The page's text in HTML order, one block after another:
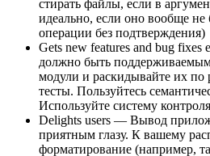
стирать файлы, если в
идеально, если оно вообще не
операции без подтверждения)
Gets new features and bug
должно быть
модули и раскидывайте их
тесты. Пользуйтесь
Используйте систему
Delights users — Вывод
приятным глазу. К вашему
форматирование (например,